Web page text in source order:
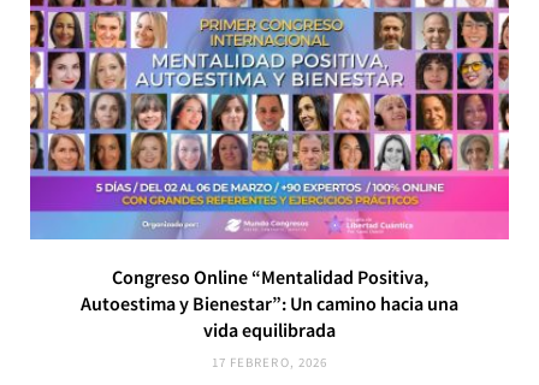
Congreso Online “Mentalidad Positiva,
Autoestima y Bienestar”: Un camino hacia una
vida equilibrada
17 FEBRERO, 2026